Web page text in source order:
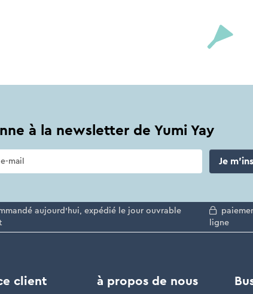
à la newsletter de Yumi Yay
Je
aujourd'hui, expédié le jour ouvrable
ligne
client à propos de nous